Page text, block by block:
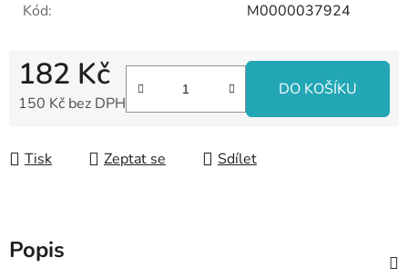
Kód:
M0000037924
182 Kč
150 Kč bez DPH
DO KOŠÍKU
Tisk Zeptat se Sdílet
Popis